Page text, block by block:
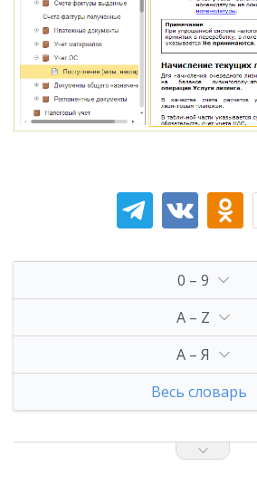
0 – 9
A – Z
А – Я
Весь словарь